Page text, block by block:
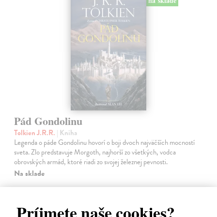
Pád Gondolinu
Tolkien J.R.R. | Kniha
Legenda o páde Gondolinu hovorí o boji dvoch najväčších mocností
sveta. Zlo predstavuje Morgoth, najhorší zo všetkých, vodca
obrovských armád, ktoré riadi zo svojej železnej pevnosti.
Na sklade
19,95 €